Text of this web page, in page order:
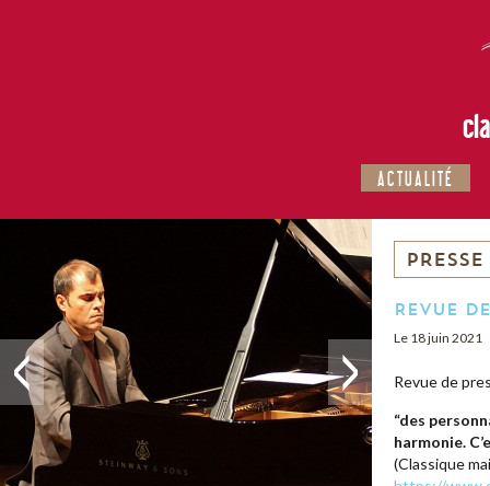
ACTUALITÉ
PRESSE
Revue
Le 18 juin 2021
Revue de
“des
harmonie.
(Classique